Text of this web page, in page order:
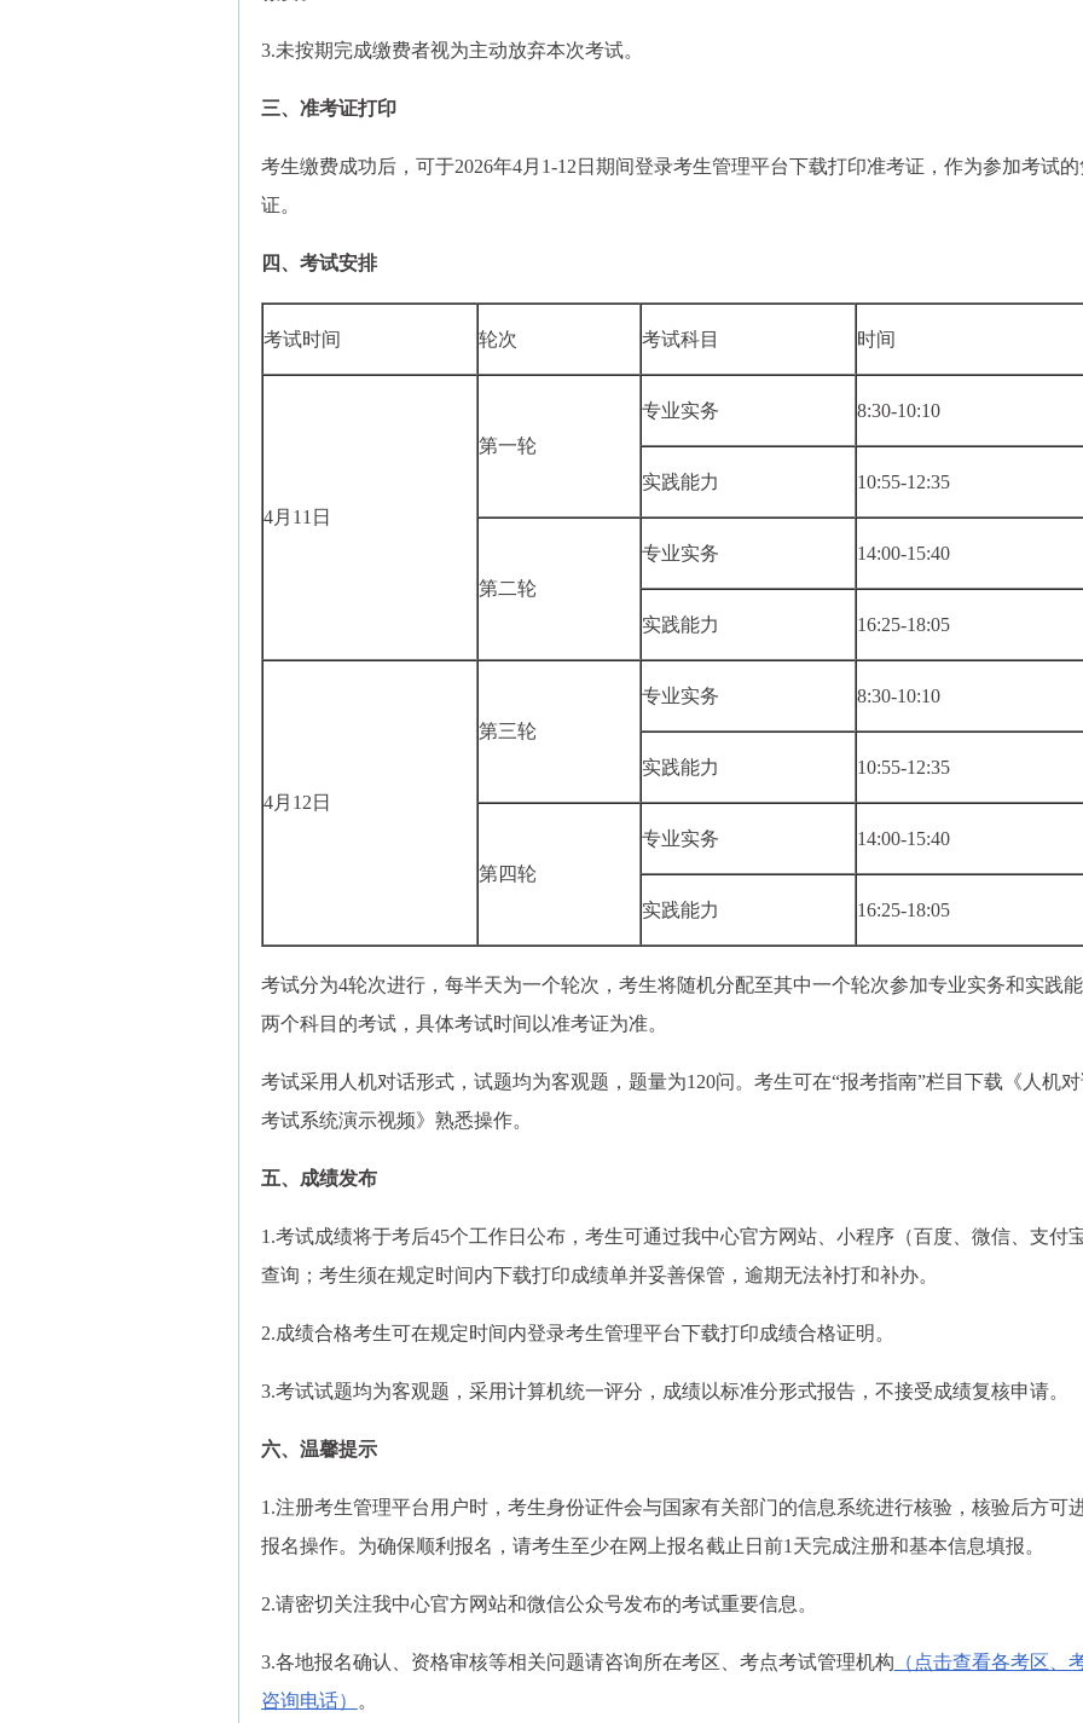
3.未按期完成缴费者视为主动放弃本次考试。
三、准考证打印
考生缴费成功后，可于2026年4月1-12日期间登录考生管理平台下载打印准考证，作为参加考试的
证。
四、考试安排
考试时间 轮次 考试科目 时间
4月11日
第一轮
专业实务 8:30-10:10
实践能力 10:55-12:35
第二轮
专业实务 14:00-15:40
实践能力 16:25-18:05
4月12日
第三轮
专业实务 8:30-10:10
实践能力 10:55-12:35
第四轮
专业实务 14:00-15:40
实践能力 16:25-18:05
考试分为4轮次进行，每半天为一个轮次，考生将随机分配至其中一个轮次参加专业实务和实践
两个科目的考试，具体考试时间以准考证为准。
考试采用人机对话形式，试题均为客观题，题量为120问。考生可在“报考指南”栏目下载《人机
考试系统演示视频》熟悉操作。
五、成绩发布
1.考试成绩将于考后45个工作日公布，考生可通过我中心官方网站、小程序（百度、微信、支付
查询；考生须在规定时间内下载打印成绩单并妥善保管，逾期无法补打和补办。
2.成绩合格考生可在规定时间内登录考生管理平台下载打印成绩合格证明。
3.考试试题均为客观题，采用计算机统一评分，成绩以标准分形式报告，不接受成绩复核申请。
六、温馨提示
1.注册考生管理平台用户时，考生身份证件会与国家有关部门的信息系统进行核验，核验后方可
报名操作。为确保顺利报名，请考生至少在网上报名截止日前1天完成注册和基本信息填报。
2.请密切关注我中心官方网站和微信公众号发布的考试重要信息。
3.各地报名确认、资格审核等相关问题请咨询所在考区、考点考试管理机构 （点击查看各考区、
咨询电话） 。